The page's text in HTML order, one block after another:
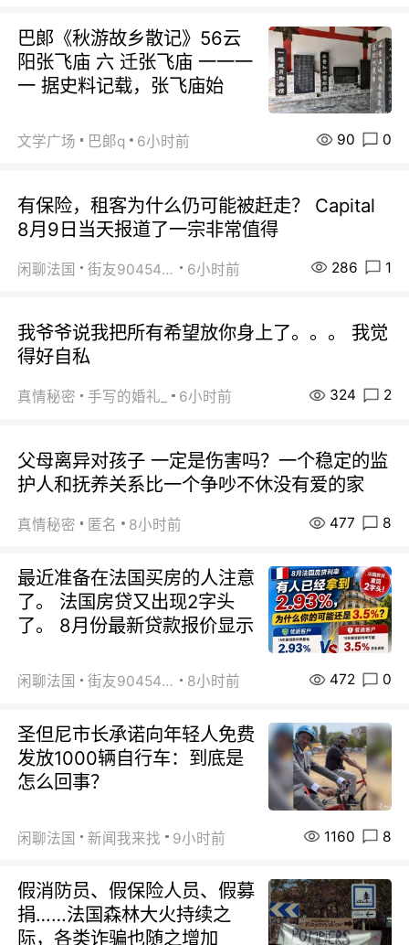
巴郞《秋游故乡散记》56云
阳张飞庙 六 迁张飞庙 一一一
一 据史料记载，张飞庙始
文学广场 巴郞q 6小时前 90 0
有保险，租客为什么仍可能被赶走？ Capital
8月9日当天报道了一宗非常值得
闲聊法国 街友90454511 6小时前 286 1
我爷爷说我把所有希望放你身上了。。。 我觉
得好自私
真情秘密 手写的婚礼_ 6小时前 324 2
父母离异对孩子 一定是伤害吗？一个稳定的监
护人和抚养关系比一个争吵不休没有爱的家
真情秘密 匿名 8小时前 477 8
最近准备在法国买房的人注意
了。 法国房贷又出现2字头
了。 8月份最新贷款报价显示
闲聊法国 街友90454511 8小时前 472 0
圣但尼市长承诺向年轻人免费
发放1000辆自行车：到底是
怎么回事？
闲聊法国 新闻我来找 9小时前 1160 8
假消防员、假保险人员、假募
捐……法国森林大火持续之
际，各类诈骗也随之增加